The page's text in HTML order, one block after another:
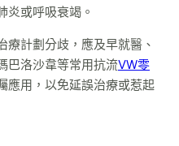
炎或呼吸衰竭。
療計劃分歧，應及早就醫、
巴洛沙韋等常用抗流VW零
應用，以免延誤治療或惹起